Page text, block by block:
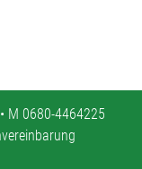
M 0680-4464225